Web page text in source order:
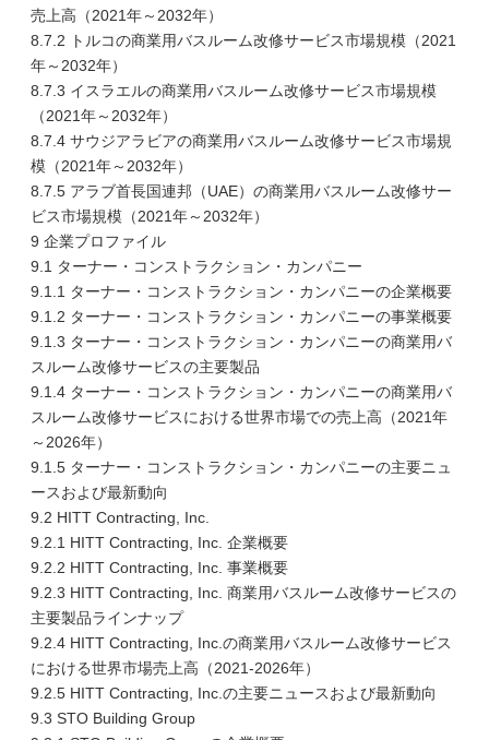
売上高（2021年～2032年）
8.7.2 トルコの商業用バスルーム改修サービス市場規模（2021
年～2032年）
8.7.3 イスラエルの商業用バスルーム改修サービス市場規模
（2021年～2032年）
8.7.4 サウジアラビアの商業用バスルーム改修サービス市場規
模（2021年～2032年）
8.7.5 アラブ首長国連邦（UAE）の商業用バスルーム改修サー
ビス市場規模（2021年～2032年）
9 企業プロファイル
9.1 ターナー・コンストラクション・カンパニー
9.1.1 ターナー・コンストラクション・カンパニーの企業概要
9.1.2 ターナー・コンストラクション・カンパニーの事業概要
9.1.3 ターナー・コンストラクション・カンパニーの商業用バ
スルーム改修サービスの主要製品
9.1.4 ターナー・コンストラクション・カンパニーの商業用バ
スルーム改修サービスにおける世界市場での売上高（2021年
～2026年）
9.1.5 ターナー・コンストラクション・カンパニーの主要ニュ
ースおよび最新動向
9.2 HITT Contracting, Inc.
9.2.1 HITT Contracting, Inc. 企業概要
9.2.2 HITT Contracting, Inc. 事業概要
9.2.3 HITT Contracting, Inc. 商業用バスルーム改修サービスの
主要製品ラインナップ
9.2.4 HITT Contracting, Inc.の商業用バスルーム改修サービス
における世界市場売上高（2021-2026年）
9.2.5 HITT Contracting, Inc.の主要ニュースおよび最新動向
9.3 STO Building Group